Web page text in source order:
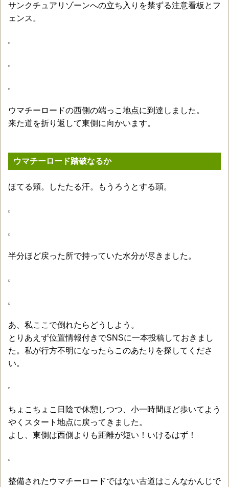
サンクチュアリゾーンへの立ち入りを禁ずる注意看板とフ
ェンス。
ウマチーロードの西側の端っこ地点に到達しました。
来た道を折り返して東側に向かいます。
ウマチーロード踏破なるか
ほてる頬。したたる汗。もうろうとする頭。
半分ほど戻った所で持っていた水分が尽きました。
あ、私ここで倒れたらどうしよう。
とりあえず位置情報付きでSNSに一本投稿しておきまし
た。私が行方不明になったらこのあたりを探してくださ
い。
ちょこちょこ日陰で休憩しつつ、小一時間ほど歩いてよう
やくスタート地点に戻ってきました。
よし、東側は西側よりも距離が短い！いけるはず！
整備されたウマチーロードではない古道はこんなかんじで